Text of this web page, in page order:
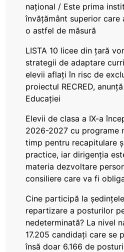
național / Este prima
învățământ superior care
o astfel de măsură
LISTA 10 licee din țară
strategii de adaptare
elevii aflați în risc de
proiectul RECRED,
Educației
Elevii de clasa a IX-a
2026-2027 cu programe
timp pentru recapitulare
practice, iar dirigenția
materia dezvoltare
consiliere care va fi
Cine participă la
repartizare a posturilor
nedeterminată? La nivel
17.205 candidați care se
însă doar 6.166 de